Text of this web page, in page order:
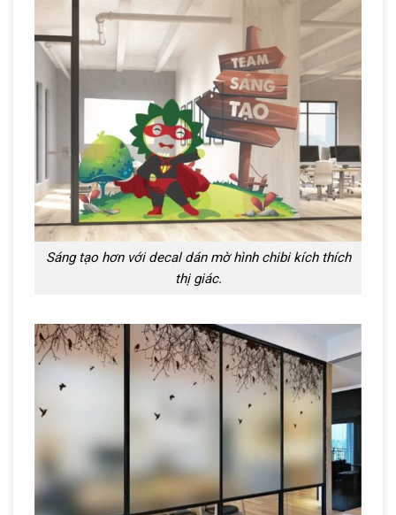
Sáng tạo hơn với decal dán mờ hình chibi kích thích
thị giác.